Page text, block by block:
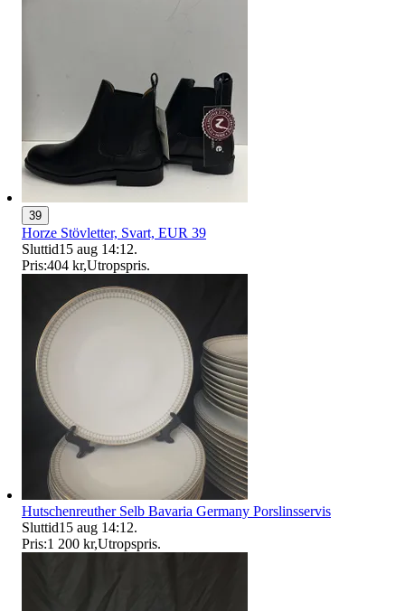
39
Horze Stövletter, Svart, EUR 39
Sluttid15 aug 14:12.
Pris:404 kr,Utropspris.
Hutschenreuther Selb Bavaria Germany Porslinsservis
Sluttid15 aug 14:12.
Pris:1 200 kr,Utropspris.